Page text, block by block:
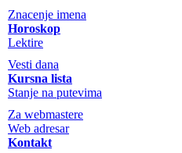
Znacenje imena
Horoskop
Lektire
Vesti dana
Kursna lista
Stanje na putevima
Za webmastere
Web adresar
Kontakt